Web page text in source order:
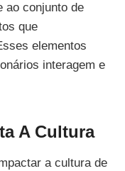
ao conjunto de
que
elementos
interagem e
A Cultura
a cultura de